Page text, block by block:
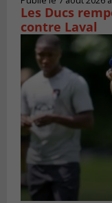
Les Ducs
contre Laval